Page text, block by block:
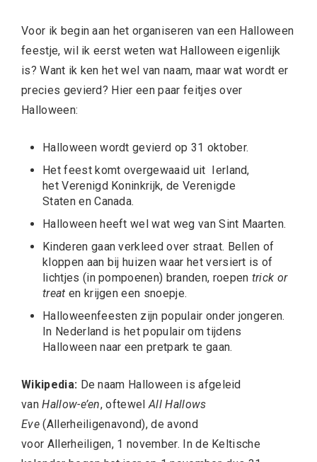
Voor ik begin aan het organiseren van een Halloween
feestje, wil ik eerst weten wat Halloween eigenlijk
is? Want ik ken het wel van naam, maar wat wordt er
precies gevierd? Hier een paar feitjes over
Halloween:
Halloween wordt gevierd op 31 oktober.
Het feest komt overgewaaid uit Ierland,
het Verenigd Koninkrijk, de Verenigde
Staten en Canada.
Halloween heeft wel wat weg van Sint Maarten.
Kinderen gaan verkleed over straat. Bellen of
kloppen aan bij huizen waar het versiert is of
lichtjes (in pompoenen) branden, roepen trick or
treat en krijgen een snoepje.
Halloweenfeesten zijn populair onder jongeren.
In Nederland is het populair om tijdens
Halloween naar een pretpark te gaan.
Wikipedia: De naam Halloween is afgeleid
vanHallow-e’en, oftewelAll Hallows
Eve(Allerheiligenavond), de avond
voor Allerheiligen, 1 november. In de Keltische